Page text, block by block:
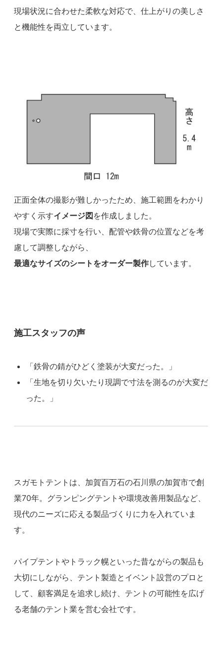
現場状況に合わせた柔軟な対応で、仕上がりの美しさ
と機能性を両立しています。
正面全体の撮影が難しかったため、施工範囲をわかり
やすく示すイメージ図 を作成しました。
現場で実際に採寸を行い、配管や鉄骨の位置などを考
慮して調整しながら、
最適なサイズのシートをオーダー製作しています。
施工スタッフの声
「鉄骨の錆がひどく塗装が大変だった。」
「生地を切り欠いたり現調で寸法を測るのが大変だ
った。」
スガモトテントは、加賀百万石の石川県の加賀市で創
業70年。グランピングテントや環境改善用製品など、
現代のニーズに応える製品づくりに力を入れていま
す。
パイプテントやトラック幌といった昔ながらの製品も
大切にしながら、テント製造とイベント設営のプロと
して、顧客満足を追求し続け、テントの可能性を広げ
る老舗のテント業を営む会社です。